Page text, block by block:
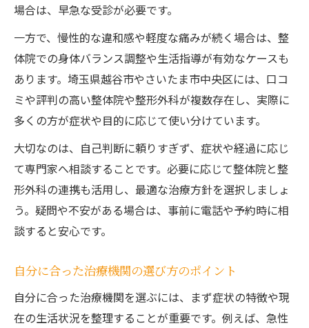
場合は、早急な受診が必要です。
一方で、慢性的な違和感や軽度な痛みが続く場合は、整
体院での身体バランス調整や生活指導が有効なケースも
あります。埼玉県越谷市やさいたま市中央区には、口コ
ミや評判の高い整体院や整形外科が複数存在し、実際に
多くの方が症状や目的に応じて使い分けています。
大切なのは、自己判断に頼りすぎず、症状や経過に応じ
て専門家へ相談することです。必要に応じて整体院と整
形外科の連携も活用し、最適な治療方針を選択しましょ
う。疑問や不安がある場合は、事前に電話や予約時に相
談すると安心です。
自分に合った治療機関の選び方のポイント
自分に合った治療機関を選ぶには、まず症状の特徴や現
在の生活状況を整理することが重要です。例えば、急性